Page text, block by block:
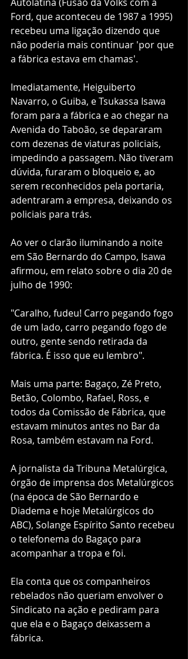
Autolatina (Fusão da Volks com a
Ford, que aconteceu de 1987 a 1995)
recebeu uma ligação dizendo que
não poderia mais continuar 'por que
a fábrica estava em chamas'.
Imediatamente, Heiguiberto
Navarro, o Guiba, e Tsukassa Isawa
foram para a fábrica e ao chegar na
Avenida do Taboão, se depararam
com dezenas de viaturas policiais,
impedindo a passagem. Não tiveram
dúvida, furaram o bloqueio e, ao
serem reconhecidos pela portaria,
adentraram a empresa, deixando os
policiais para trás.
Ao ver o clarão iluminando a noite
em São Bernardo do Campo, Isawa
afirmou, em relato sobre o dia 20 de
julho de 1990:
"Caralho, fudeu! Carro pegando fogo
de um lado, carro pegando fogo de
outro, gente sendo retirada da
fábrica. É isso que eu lembro".
Mais uma parte: Bagaço, Zé Preto,
Betão, Colombo, Rafael, Ross, e
todos da Comissão de Fábrica, que
estavam minutos antes no Bar da
Rosa, também estavam na Ford.
A jornalista da Tribuna Metalúrgica,
órgão de imprensa dos Metalúrgicos
(na época de São Bernardo e
Diadema e hoje Metalúrgicos do
ABC), Solange Espírito Santo recebeu
o telefonema do Bagaço para
acompanhar a tropa e foi.
Ela conta que os companheiros
rebelados não queriam envolver o
Sindicato na ação e pediram para
que ela e o Bagaço deixassem a
fábrica.